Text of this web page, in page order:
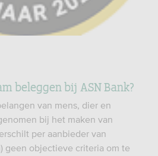
beleggen bij ASN Bank?
van mens, dier en
bij het maken van
per aanbieder van
geen objectieve criteria om te